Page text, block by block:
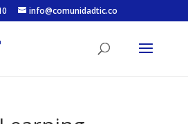
info@comunidadtic.co